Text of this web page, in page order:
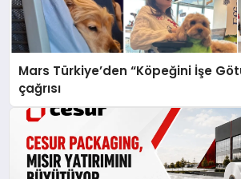
Mars Türkiye’den “Köpeğini İşe
çağrısı